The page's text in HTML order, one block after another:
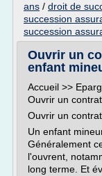
ans / droit de
succession
succession
Ouvrir un
enfant
Accueil >>
Ouvrir un
Ouvrir un
Un enfant
Généralement
l'ouvrent,
long terme. Et